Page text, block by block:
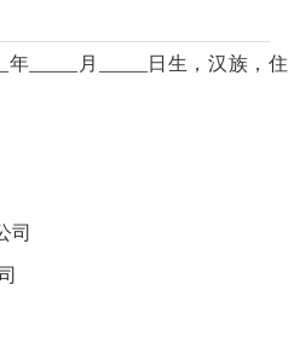
年_____月_____日生，汉族，住
司